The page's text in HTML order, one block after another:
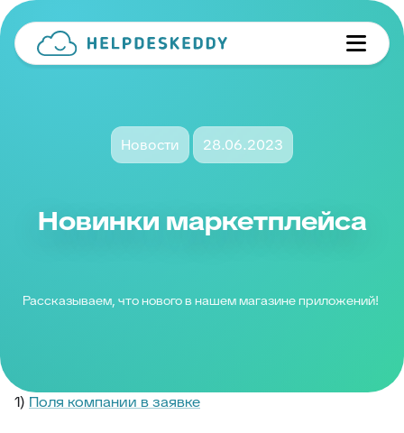
Новости 28.06.2023
Новинки маркетплейса
Рассказываем, что нового в нашем магазине приложений!
1) Поля компании в заявке